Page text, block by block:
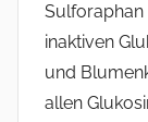
Sulforaphan
inaktiven
und
allen